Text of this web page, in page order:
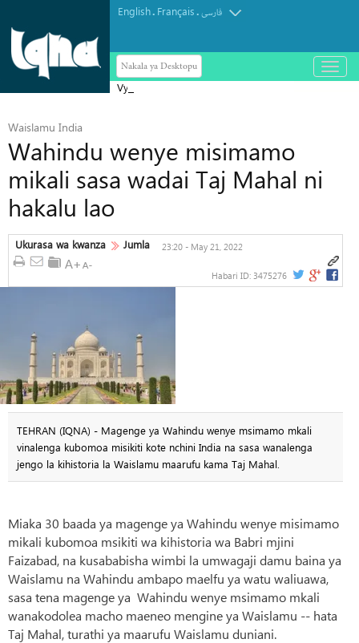
English. Français.فارسی
Nakala ya Desktopu
باز
و
Vyombo vya habari vya Israel vyatoa
Waislamu India
Wahindu wenye misimamo
mikali sasa wadai Taj Mahal ni
hakalu lao
Ukurasa wa kwanza Jumla 23:20 - May 21, 2022
Habari ID: 3475276
TEHRAN (IQNA) - Magenge ya Wahindu wenye msimamo mkali
vinalenga kubomoa misikiti kote nchini India na sasa wanalenga
jengo la kihistoria la Waislamu maarufu kama Taj Mahal.
Miaka 30 baada ya magenge ya Wahindu wenye misimamo
mikali kubomoa msikiti wa kihistoria wa Babri mjini
Faizabad, na kusababisha wimbi la umwagaji damu baina ya
Waislamu na Wahindu ambapo maelfu ya watu waliuawa,
sasa tena magenge ya Wahindu wenye msimamo mkali
wanakodolea macho maeneo mengine ya Waislamu -- hata
Taj Mahal, turathi ya maarufu Waislamu duniani.